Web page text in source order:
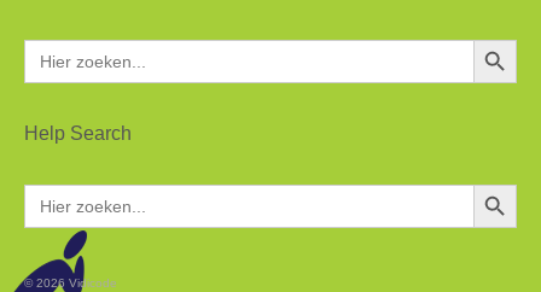
Zoek
naar:
Help Search
Zoek
naar:
© 2026 Vidicode